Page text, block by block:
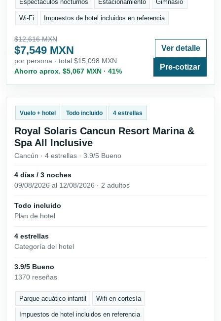
Espectáculos nocturnos Estacionamiento Gimnasio
Wi-Fi Impuestos de hotel incluidos en referencia
$12,616 MXN
$7,549 MXN
por persona · total $15,098 MXN
Ahorro aprox. $5,067 MXN · 41%
Ver detalle
Pre-cotizar
Vuelo + hotel Todo incluido 4 estrellas
Royal Solaris Cancun Resort Marina &
Spa All Inclusive
Cancún · 4 estrellas · 3.9/5 Bueno
4 días / 3 noches
09/08/2026 al 12/08/2026 · 2 adultos
Todo incluido
Plan de hotel
4 estrellas
Categoría del hotel
3.9/5 Bueno
1370 reseñas
Parque acuático infantil Wifi en cortesía
Impuestos de hotel incluidos en referencia